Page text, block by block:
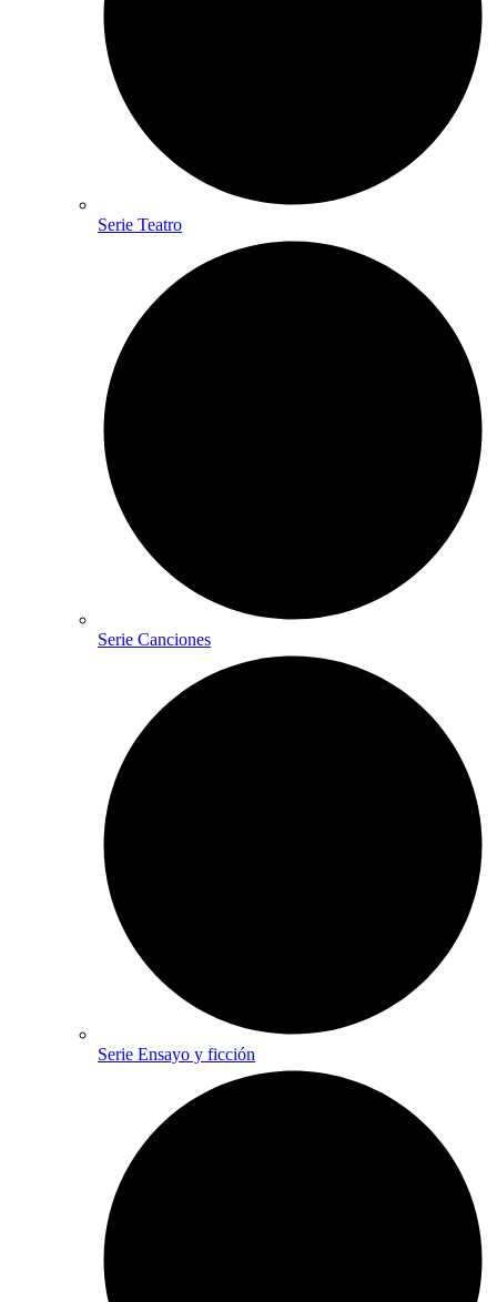
Serie Teatro
Serie Canciones
Serie Ensayo y ficción